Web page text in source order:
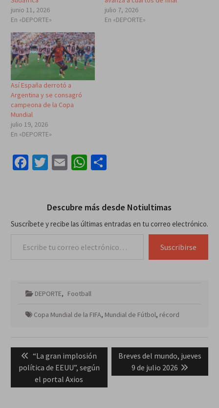
junio 11, 2026
En «DEPORTE»
julio 7, 2026
En «DEPORTE»
Así España derrotó a
Argentina y se consagró
campeona de la Copa
Mundial
julio 19, 2026
En «DEPORTE»
Facebook
Twitter
EmailWhatsApp
Compartir
Descubre más desde Notiultimas
Suscríbete y recibe las últimas entradas en tu correo electrónico.
Suscribirse
DEPORTE, Football
Copa Mundial de la FIFA, Mundial de Fútbol, récord
entradas
Previous
post:
“La gran implosión
política de EEUU”, según
el portal Axios
Next
post:
Breves del mundo, jueves
9 de julio 2026